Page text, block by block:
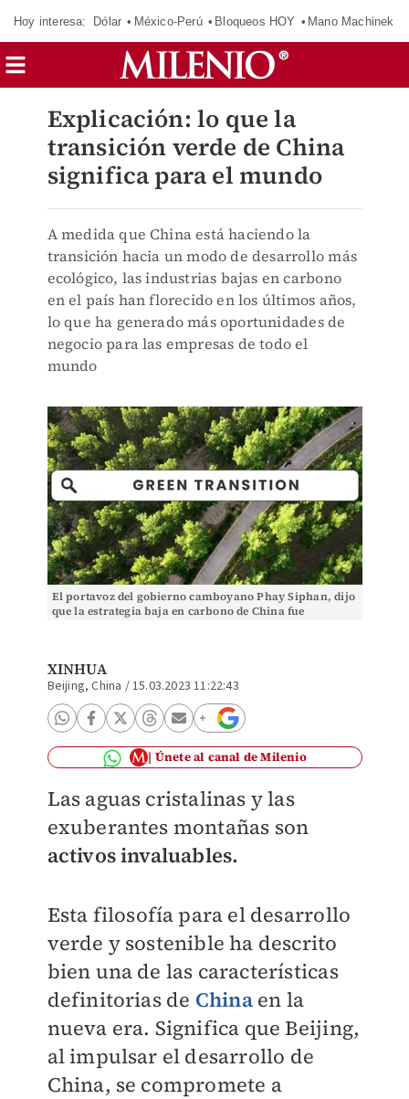
Hoy interesa: Dólar México-Perú Bloqueos HOY Mano Machinek
Explicación: lo que la
transición verde de China
significa para el mundo
A medida que China está haciendo la
transición hacia un modo de desarrollo más
ecológico, las industrias bajas en carbono
en el país han florecido en los últimos años,
lo que ha generado más oportunidades de
negocio para las empresas de todo el
mundo
El portavoz del gobierno camboyano Phay Siphan, dijo
que la estrategia baja en carbono de China fue
XINHUA
Beijing, China /15.03.2023 11:22:43
Únete al canal de Milenio
Las aguas cristalinas y las
exuberantes montañas son
activos invaluables.
Esta filosofía para el desarrollo
verde y sostenible ha descrito
bien una de las características
definitorias de Chinaen la
nueva era. Significa que Beijing,
al impulsar el desarrollo de
China, se compromete a